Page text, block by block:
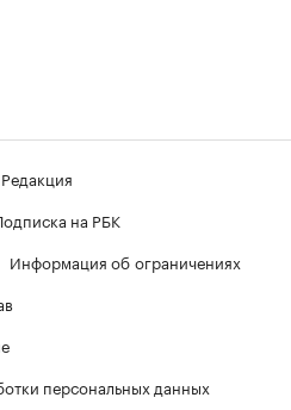
Редакция
на РБК
Информация об ограничениях
персональных данных